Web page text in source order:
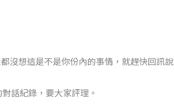
沒想這是不是你份內的事情，就趕快回訊說
話紀錄，要大家評理。